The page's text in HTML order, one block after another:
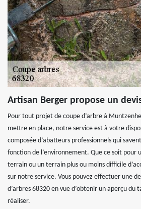
Artisan Berger propose un
Pour tout projet de coupe d’arbre à
mettre en place, notre service est à votre
composée d’abatteurs professionnels qui
fonction de l’environnement. Que ce soit pour
terrain ou un terrain plus ou moins difficile
sur notre service. Vous pouvez effectuer une
d’arbres 68320 en vue d’obtenir un aperçu du
réaliser.